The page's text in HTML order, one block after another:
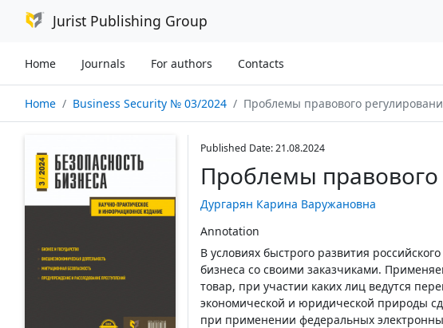
Jurist Publishing Group
Home Journals For authors Contacts
Home Business Security № 03/2024 Проблемы правового
Published Date: 21.08.2024
Проблемы правового
Дургарян Карина Варужановна
Annotation
В условиях быстрого развития
бизнеса со своими заказчиками.
товар, при участии каких лиц ведутся
экономической и юридической природы
при применении федеральных